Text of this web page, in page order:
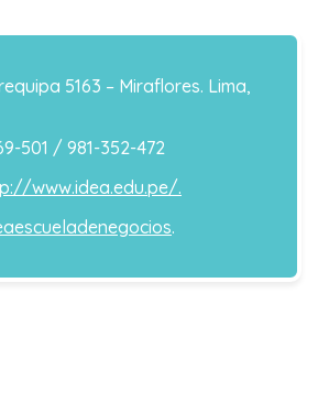
5163 – Miraflores. Lima,
501 / 981-352-472
www.idea.edu.pe/.
.